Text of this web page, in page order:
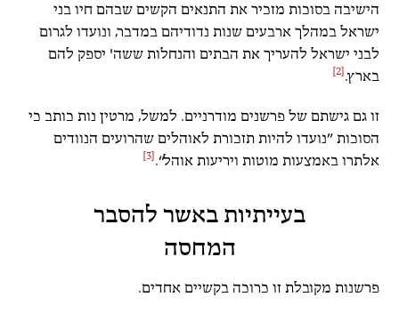
הישיבה בסוכות מזכיר את התנאים הקשים שבהם חיו בני
ישראל במהלך ארבעים שנות נדודיהם במדבר, ונועדו לגרום
לבני ישראל להעריך את הבתים והנחלות ששה' יספק להם
בארץ. [2]
זו גם גישתם של פרשנים מודרניים. למשל, מרטין נות כותב כי
הסוכות ”נועדו להיות תזכורת לאוהלים שהרועים הנוודים
אלתרו באמצעות מוטות ויריעות אוהל“. [3]
בעייתיות באשר להסבר
המחסה
פרשנות מקובלת זו כרוכה בקשיים אחדים.